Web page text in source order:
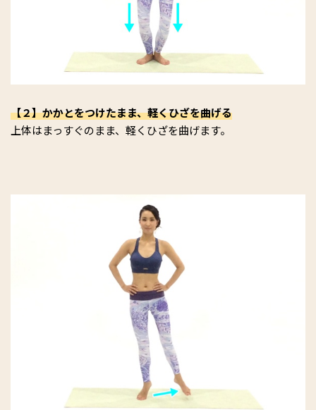
【２】かかとをつけたまま、軽くひざを曲げる
上体はまっすぐのまま、軽くひざを曲げます。